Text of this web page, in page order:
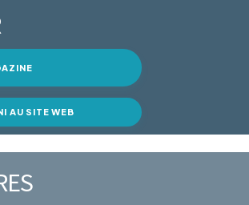
AU SITE WEB